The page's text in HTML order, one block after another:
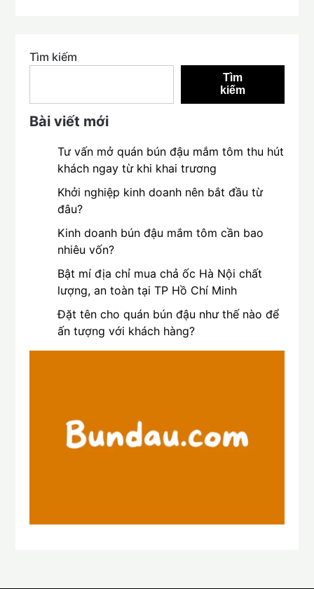
Tìm kiếm
Tìm
kiếm
Bài viết mới
Tư vấn mở quán bún đậu mắm tôm thu hút
khách ngay từ khi khai trương
Khởi nghiệp kinh doanh nên bắt đầu từ
đâu?
Kinh doanh bún đậu mắm tôm cần bao
nhiêu vốn?
Bật mí địa chỉ mua chả ốc Hà Nội chất
lượng, an toàn tại TP Hồ Chí Minh
Đặt tên cho quán bún đậu như thế nào để
ấn tượng với khách hàng?